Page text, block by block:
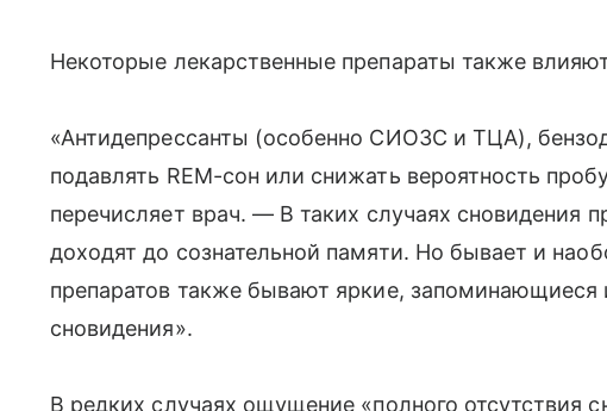
Некоторые лекарственные препараты также
«Антидепрессанты (особенно СИОЗС и ТЦА),
подавлять REM-сон или снижать вероятность
перечисляет врач. — В таких случаях сновидения
доходят до сознательной памяти. Но бывает и
препаратов также бывают яркие,
сновидения».
В редких случаях ощущение «полного отсутствия